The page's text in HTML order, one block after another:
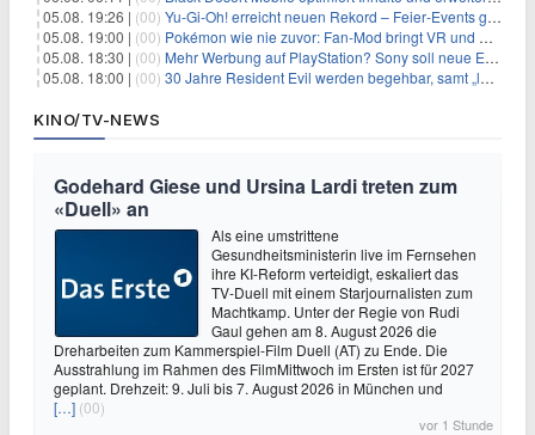
05.08. 19:26 | (00) Yu‑Gi‑Oh! erreicht neuen Rekord – Feier‑Events gestartet
05.08. 19:00 | (00) Pokémon wie nie zuvor: Fan-Mod bringt VR und Ego-Perspektive nach Kanto
05.08. 18:30 | (00) Mehr Werbung auf PlayStation? Sony soll neue Einnahmequellen prüfen
05.08. 18:00 | (00) 30 Jahre Resident Evil werden begehbar, samt „lebensgroßem Leon“
KINO/TV-NEWS
Godehard Giese und Ursina Lardi treten zum
«Duell» an
Als eine umstrittene
Gesundheitsministerin live im Fernsehen
ihre KI-Reform verteidigt, eskaliert das
TV-Duell mit einem Starjournalisten zum
Machtkamp. Unter der Regie von Rudi
Gaul gehen am 8. August 2026 die
Dreharbeiten zum Kammerspiel-Film Duell (AT) zu Ende. Die
Ausstrahlung im Rahmen des FilmMittwoch im Ersten ist für 2027
geplant. Drehzeit: 9. Juli bis 7. August 2026 in München und
[…] (00)
vor 1 Stunde